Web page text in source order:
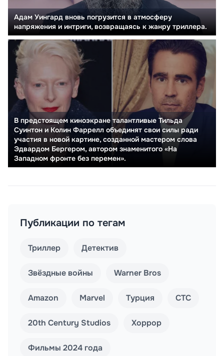
Адам Уингард вновь погрузится в атмосферу
напряжения и интриги, возвращаясь к жанру триллера.
В предстоящем киноэкране талантливые Тильда
Суинтон и Колин Фаррелл объединят свои силы ради
участия в новой картине, созданной мастером слова
Эдвардом Бергером, автором знаменитого «На
Западном фронте без перемен».
Публикации по тегам
Триллер Детектив
Звёздные войны Warner Bros
Amazon Marvel Турция СТС
20th Century Studios Хоррор
Фильмы 2024 года